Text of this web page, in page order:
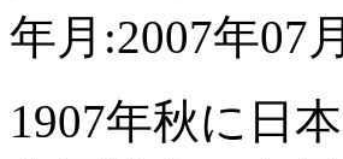
年月:2007年07月
1907年秋に日